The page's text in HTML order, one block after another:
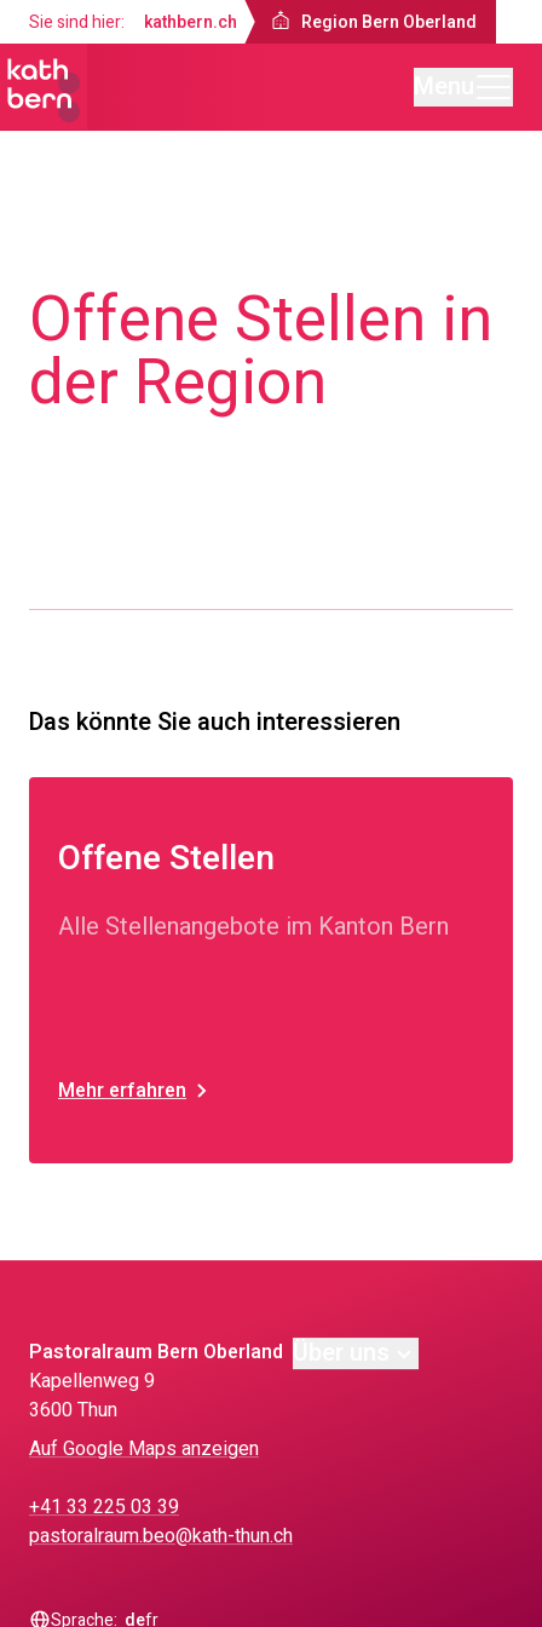
Sie sind hier: kathbern.ch Region Bern Oberland
Offene Stellen in
der Region
Das könnte Sie auch interessieren
Offene Stellen
Alle Stellenangebote im Kanton Bern
Mehr erfahren
Pastoralraum Bern Oberland
Kapellenweg 9
3600 Thun
Auf Google Maps anzeigen
+41 33 225 03 39
pastoralraum.beo@kath-thun.ch
Sprache: defr